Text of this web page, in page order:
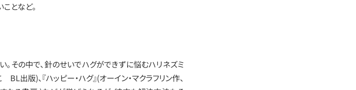
となど。
その中で、針のせいでハグができずに悩むハリネズミ
BL出版)、『ハッピー・ハグ』(オーイン・マクラフリン作、